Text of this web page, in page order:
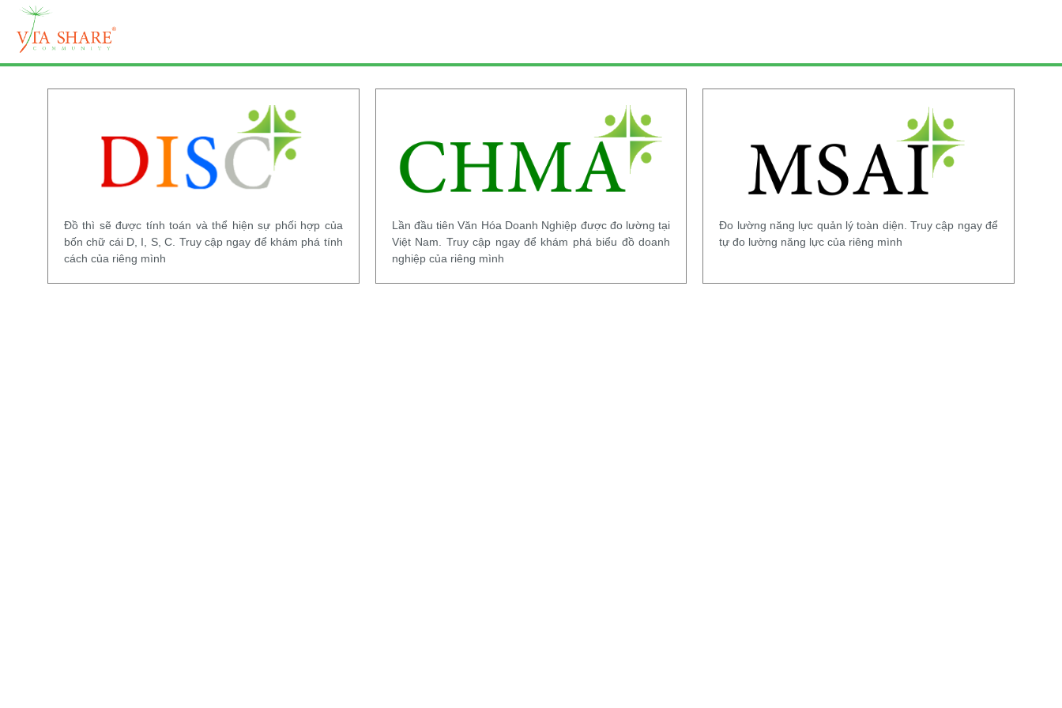
Đồ thì sẽ được tính toán và thể hiện sự phối hợp của
bốn chữ cái D, I, S, C. Truy cập ngay để khám phá tính
cách của riêng mình
Lần đầu tiên Văn Hóa Doanh Nghiệp được đo lường tại
Việt Nam. Truy cập ngay để khám phá biểu đồ doanh
nghiệp của riêng mình
Đo lường năng lực quản lý toàn diện. Truy cập ngay để
tự đo lường năng lực của riêng mình